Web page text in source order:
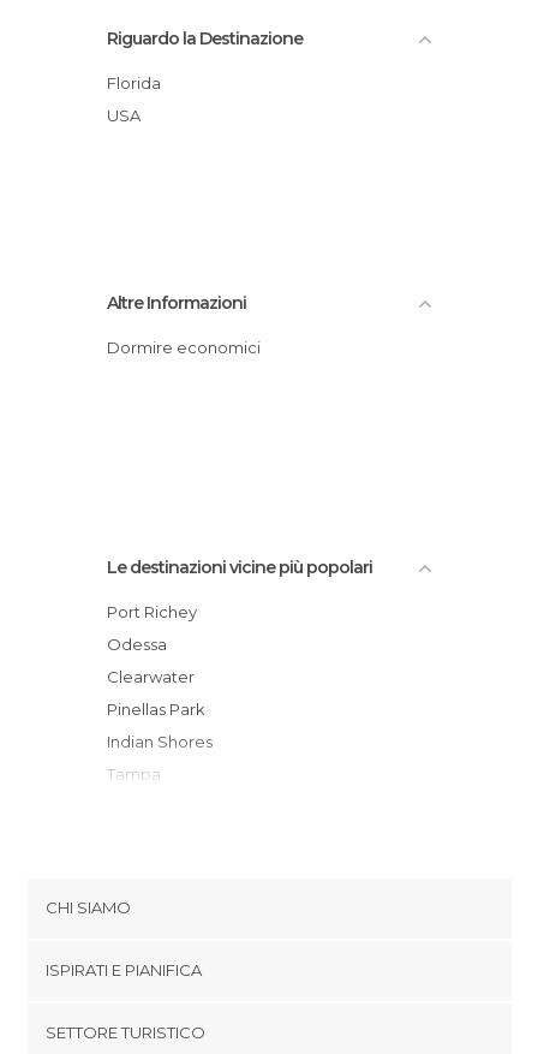
Riguardo la Destinazione
Florida
USA
Altre Informazioni
Dormire economici
Le destinazioni vicine più popolari
Port Richey
Odessa
Clearwater
Pinellas Park
Indian Shores
Tampa
St Petersburg
Plant City
Bradenton Beach
CHI SIAMO
Termini e Condizioni
ISPIRATI E PIANIFICA
SETTORE TURISTICO